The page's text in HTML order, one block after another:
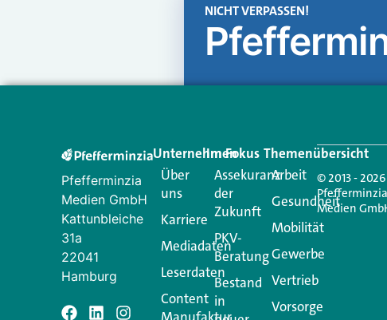
NICHT VERPASSEN!
Pfefferminzia
Medien GmbH
Kattunbleiche
31a
22041
Hamburg
Unternehmen
Über
uns
Karriere
Mediadaten
Leserdaten
Content
Im Fokus
Assekuranz
der
Zukunft
PKV-
Beratung
Bestand
in
Themenübersicht
Arbeit
Gesundheit
Mobilität
Gewerbe
Vertrieb
Vorsorge
© 2013 - 2026
Pfefferminzia
Medien